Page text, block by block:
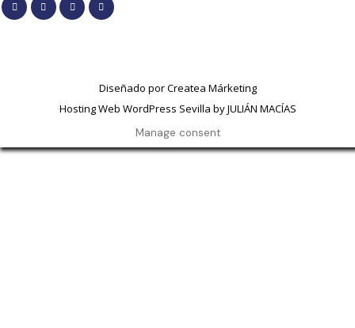
Diseñado porCreatea Márketing
Hosting Web WordPress Sevilla by JULIÁN MACÍAS
Manage consent